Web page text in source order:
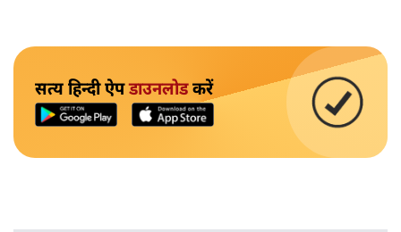
सत्य हिन्दी ऐपडाउनलोडकरें